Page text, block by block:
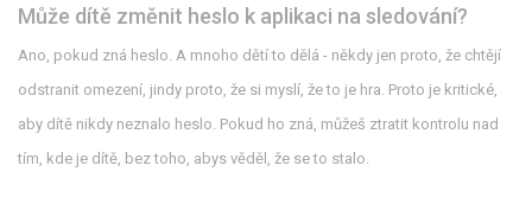
Může dítě změnit heslo k aplikaci na sledování?
Ano, pokud zná heslo. A mnoho dětí to dělá - někdy jen proto, že chtějí
odstranit omezení, jindy proto, že si myslí, že to je hra. Proto je kritické,
aby dítě nikdy neznalo heslo. Pokud ho zná, můžeš ztratit kontrolu nad
tím, kde je dítě, bez toho, abys věděl, že se to stalo.